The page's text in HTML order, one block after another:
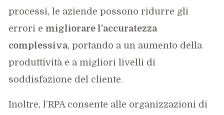
processi, le aziende possono ridurre gli
errori e migliorare l’accuratezza
complessiva, portando a un aumento della
produttività e a migliori livelli di
soddisfazione del cliente.
Inoltre, l’RPA consente alle organizzazioni di